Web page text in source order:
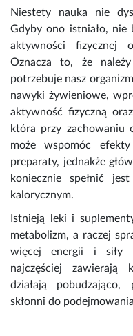
Niestety nauka nie
Gdyby ono istniało, nie
aktywności fizycznej
Oznacza to, że
potrzebuje nasz
nawyki żywieniowe,
aktywność fizyczną
która przy zachowaniu
może wspomóc
preparaty, jednakże
koniecznie spełnić
kalorycznym.
Istnieją leki i
metabolizm, a raczej
więcej energii i siły
najczęściej
działają
skłonni do